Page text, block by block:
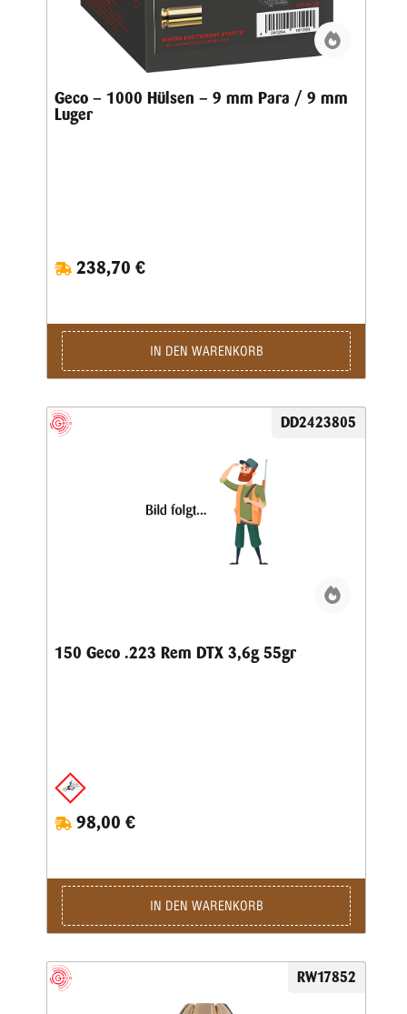
Geco – 1000 Hülsen – 9 mm Para / 9 mm
Luger
238,70 €
IN DEN WARENKORB
DD2423805
150 Geco .223 Rem DTX 3,6g 55gr
98,00 €
IN DEN WARENKORB
RW17852